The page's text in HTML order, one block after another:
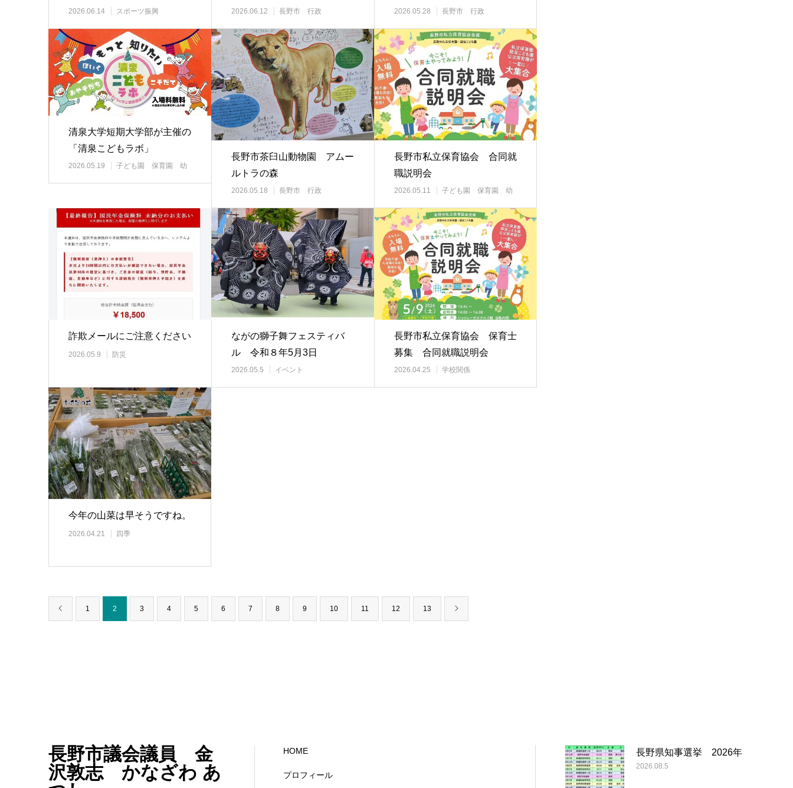
ンクにて
2026.06.14 スポーツ振興
作品募集
2026.06.12 長野市 行政 2026.05.28 長野市 行政
清泉大学短期大学部が主催の
「清泉こどもラボ」
2026.05.19
子ども園 保育園 幼
長野市茶臼山動物園 アムー
ルトラの森
2026.05.18 長野市 行政
長野市私立保育協会 合同就
職説明会
2026.05.11
子ども園 保育園 幼
詐欺メールにご注意ください
2026.05.9 防災
ながの獅子舞フェスティバ
ル 令和８年5月3日
2026.05.5 イベント
長野市私立保育協会 保育士
募集 合同就職説明会
2026.04.25 学校関係
今年の山菜は早そうですね。
2026.04.21 四季
1 2 3 4 5 6 7 8 9 10 11 12 13
長野市議会議員 金
沢敦志 かなざわ あ
HOME
プロフィール
長野県知事選挙 2026年
2026.08.5